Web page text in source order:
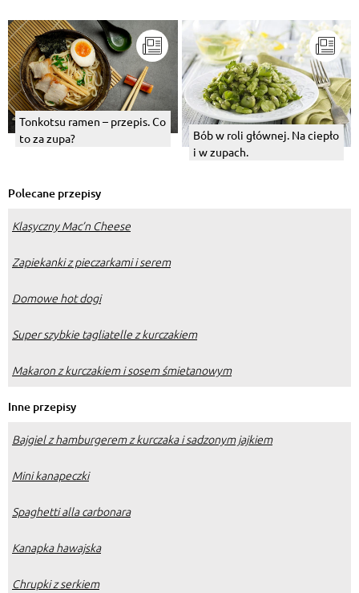
Tonkotsu ramen – przepis. Co
to za zupa?
Bób w roli głównej. Na ciepło
i w zupach.
Polecane przepisy
Klasyczny Mac’n Cheese
Zapiekanki z pieczarkami i serem
Domowe hot dogi
Super szybkie tagliatelle z kurczakiem
Makaron z kurczakiem i sosem śmietanowym
Inne przepisy
Bajgiel z hamburgerem z kurczaka i sadzonym jajkiem
Mini kanapeczki
Spaghetti alla carbonara
Kanapka hawajska
Chrupki z serkiem